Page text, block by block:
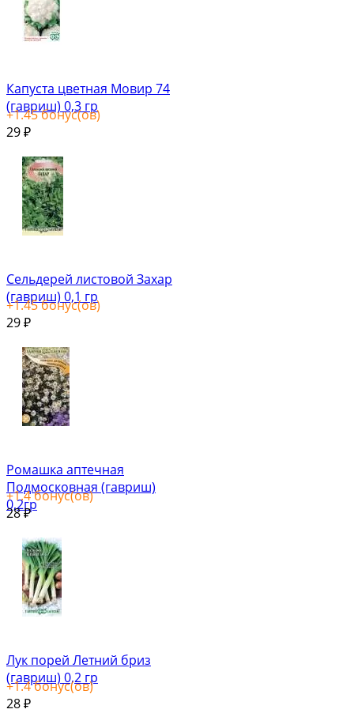
Капуста цветная Мовир 74
(гавриш) 0,3 гр
+1.45бонус(ов)
29 ₽
Сельдерей листовой Захар
(гавриш) 0,1 гр
+1.45бонус(ов)
29 ₽
Ромашка аптечная
Подмосковная (гавриш)
0,2гр
+1.4бонус(ов)
28₽
Лук порей Летний бриз
(гавриш) 0,2 гр
+1.4бонус(ов)
28 ₽